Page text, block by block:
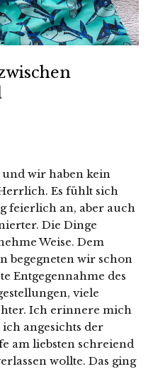
wir haben kein
Es fühlt sich
feierlich an, aber auch
Die Dinge
Weise. Dem
begegneten wir schon
Entgegennahme des
viele
Ich erinnere mich
ich angesichts der
am liebsten schreiend
wollte. Das ging